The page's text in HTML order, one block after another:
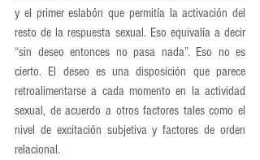
y el primer eslabón que permitía la activación del
resto de la respuesta sexual. Eso equivalía a decir
“sin deseo entonces no pasa nada”. Eso no es
cierto. El deseo es una disposición que parece
retroalimentarse a cada momento en la actividad
sexual, de acuerdo a otros factores tales como el
nivel de excitación subjetiva y factores de orden
relacional.